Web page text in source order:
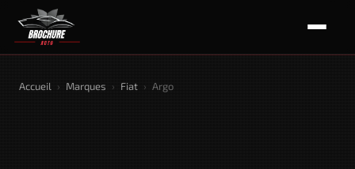
Accueil › Marques › Fiat › Argo